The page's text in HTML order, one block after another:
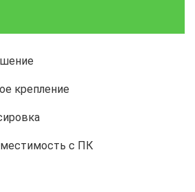
крепление
с ПК